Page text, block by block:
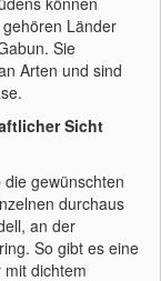
Länder
Sie
Arten und sind
Sicht
gewünschten
durchaus
an der
So gibt es eine
dichtem